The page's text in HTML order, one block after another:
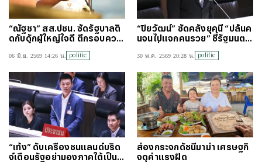
“ณัฐชา” สส.ปชน. ซัดรัฐบาลติ
ดกับดักผู้ใหญ่ใจดี ตีกรอบควา
ตรคนจน
06 มิ.ย. 2569 14:26 น. politic
“ปิยวัฒน์” ซัดคลังยุคนี้ “ปล้นค
นจนไปแจกคนรวย” ชี้รัฐมนตรี
ood
30 พ.ค. 2569 20:28 น. politic
“เท้ง” ดับเครื่องชนแลนด์บริด
จ์เตือนรัฐอย่ามองภาคใต้เป็นแ
ส่องกระจกดัชนีมาม่า เศรษฐกิ
จดุค่าแรงฝืด